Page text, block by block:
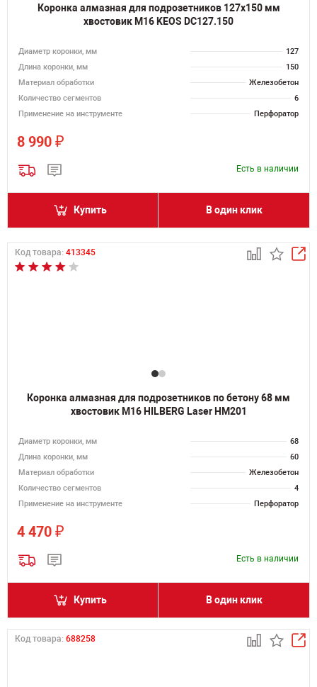
Коронка алмазная для подрозетников 127х150 мм
хвостовик M16 KEOS DC127.150
Диаметр коронки, мм
127
Длина коронки, мм
150
Материал обработки
Железобетон
Количество сегментов
6
Применение на инструменте
Перфоратор
8 990 ₽
Есть в наличии
Купить В один клик
Код товара: 413345
Коронка алмазная для подрозетников по бетону 68 мм
хвостовик M16 HILBERG Laser HM201
Диаметр коронки, мм
68
Длина коронки, мм
60
Материал обработки
Железобетон
Количество сегментов
4
Применение на инструменте
Перфоратор
4 470 ₽
Есть в наличии
Купить В один клик
Код товара: 688258